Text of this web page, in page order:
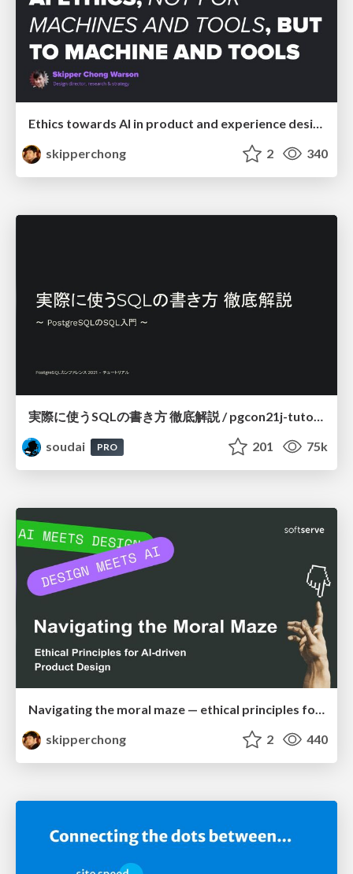
skipperchong
2 340
実際に使うSQLの書き方 徹底解説 / pgcon21j-tutorial
soudai
PRO 201 75k
Navigating the moral maze — ethical principles for Al-driven product design
skipperchong
2 440